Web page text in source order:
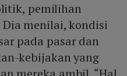
pemilihan
menilai, kondisi
pada pasar dan
kebijakan yang